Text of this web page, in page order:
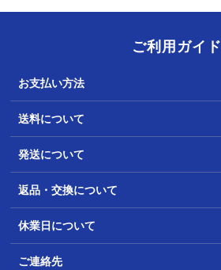
ご利用ガイド
お支払い方法
送料について
発送について
返品・交換について
休業日について
ご連絡先